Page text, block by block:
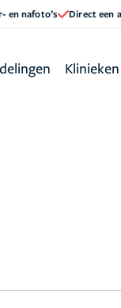
en nafoto’s Direct een
Klinieken